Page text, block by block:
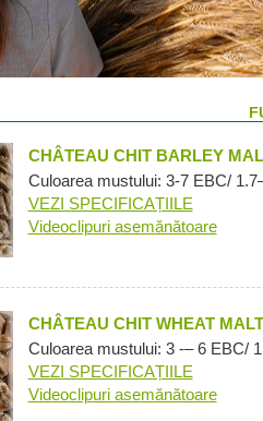
CHÂTEAU CHIT BARLEY
Culoarea mustului: 3-7 EBC/
VEZI SPECIFICAȚIILE
Videoclipuri asemănătoare
CHÂTEAU CHIT WHEAT
Culoarea mustului: 3 -– 6 EBC/
VEZI SPECIFICAȚIILE
Videoclipuri asemănătoare